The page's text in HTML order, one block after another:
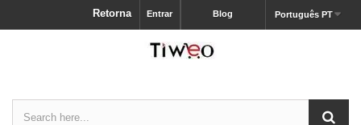
Português PT
Blog
Entrar
Retorna